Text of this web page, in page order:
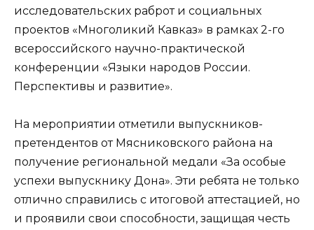
исследовательских раброт и социальных
проектов «Многоликий Кавказ» в рамках 2-го
всероссийского научно-практической
конференции «Языки народов России.
Перспективы и развитие».
На мероприятии отметили выпускников-
претендентов от Мясниковского района на
получение региональной медали «За особые
успехи выпускнику Дона». Эти ребята не только
отлично справились с итоговой аттестацией, но
и проявили свои способности, защищая честь